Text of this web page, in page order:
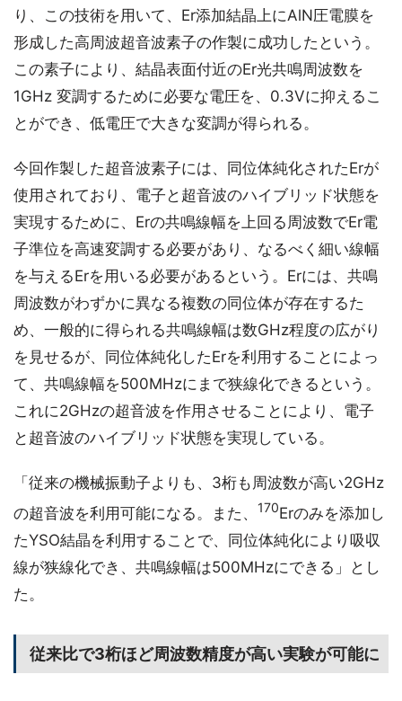
り、この技術を用いて、Er添加結晶上にAlN圧電膜を
形成した高周波超音波素子の作製に成功したという。
この素子により、結晶表面付近のEr光共鳴周波数を
1GHz 変調するために必要な電圧を、0.3Vに抑えるこ
とができ、低電圧で大きな変調が得られる。
今回作製した超音波素子には、同位体純化されたErが
使用されており、電子と超音波のハイブリッド状態を
実現するために、Erの共鳴線幅を上回る周波数でEr電
子準位を高速変調する必要があり、なるべく細い線幅
を与えるErを用いる必要があるという。Erには、共鳴
周波数がわずかに異なる複数の同位体が存在するた
め、一般的に得られる共鳴線幅は数GHz程度の広がり
を見せるが、同位体純化したErを利用することによっ
て、共鳴線幅を500MHzにまで狭線化できるという。
これに2GHzの超音波を作用させることにより、電子
と超音波のハイブリッド状態を実現している。
「従来の機械振動子よりも、3桁も周波数が高い2GHz
の超音波を利用可能になる。また、
170Erのみを添加し
たYSO結晶を利用することで、同位体純化により吸収
線が狭線化でき、共鳴線幅は500MHzにできる」とし
た。
従来比で3桁ほど周波数精度が高い実験が可能に